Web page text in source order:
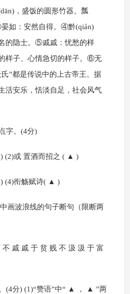
，盛饭的圆形竹器。瓢
如：安然自得。④黔(qián)
的隐士。⑤戚戚：忧愁的样
样子、心情急切的样子。⑥无
”都是传说中的上古帝王。据
活安乐，恬淡自足，社会风气
字。(4分)
(2)或 置酒而招之 ( ▲ )
(4)衔觞赋诗( ▲ )
画波浪线的句子断句（限断两
戚 戚 于 贫 贱 不 汲 汲 于 富
(4分) (1)“赞语”中“ ▲ ， ▲ ”两